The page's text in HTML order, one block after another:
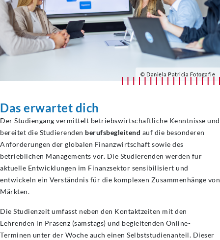
© Daniela Patricia Fotogafie
Das erwartet dich
Der Studiengang vermittelt betriebswirtschaftliche Kenntnisse und
bereitet die Studierenden berufsbegleitend auf die besonderen
Anforderungen der globalen Finanzwirtschaft sowie des
betrieblichen Managements vor. Die Studierenden werden für
aktuelle Entwicklungen im Finanzsektor sensibilisiert und
entwickeln ein Verständnis für die komplexen Zusammenhänge von
Märkten.
Die Studienzeit umfasst neben den Kontaktzeiten mit den
Lehrenden in Präsenz (samstags) und begleitenden Online-
Terminen unter der Woche auch einen Selbststudienanteil. Dieser